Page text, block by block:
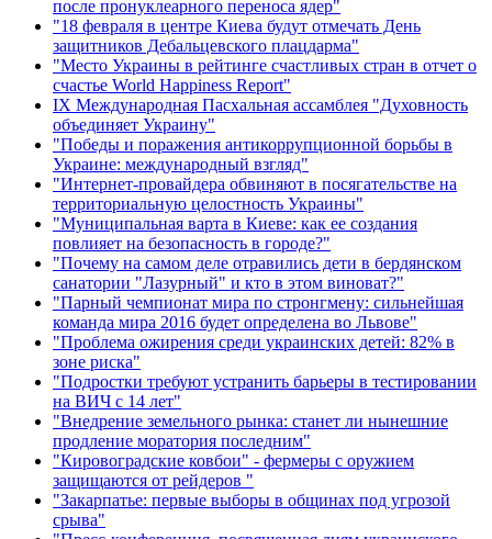
после пронуклеарного переноса ядер"
"18 февраля в центре Киева будут отмечать День
защитников Дебальцевского плацдарма"
"Место Украины в рейтинге счастливых стран в отчет о
счастье World Happiness Report"
ІХ Международная Пасхальная ассамблея "Духовность
объединяет Украину"
"Победы и поражения антикоррупционной борьбы в
Украине: международный взгляд"
"Интернет-провайдера обвиняют в посягательстве на
территориальную целостность Украины"
"Муниципальная варта в Киеве: как ее создания
повлияет на безопасность в городе?"
"Почему на самом деле отравились дети в бердянском
санатории "Лазурный" и кто в этом виноват?"
"Парный чемпионат мира по стронгмену: сильнейшая
команда мира 2016 будет определена во Львове"
"Проблема ожирения среди украинских детей: 82% в
зоне риска"
"Подростки требуют устранить барьеры в тестировании
на ВИЧ с 14 лет"
"Внедрение земельного рынка: станет ли нынешние
продление моратория последним"
"Кировоградские ковбои" - фермеры с оружием
защищаются от рейдеров "
"Закарпатье: первые выборы в общинах под угрозой
срыва"